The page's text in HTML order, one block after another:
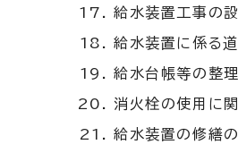
給水装置工事の設
給水装置に係る
給水台帳等の整理
消火栓の使用に関
給水装置の修繕の